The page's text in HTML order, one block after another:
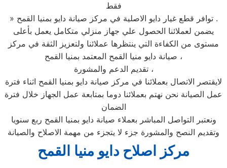
فقط
» توافر قطع غيار دايو الاصلية في مركز صيانة دايو بمنيا القمح .
يضمن لعملائنا الحصول علي جهاز منزلي متكامل يعمل بأعلى
مستوى من الكفاءة التي ينتظرها عملائنا ولتعزيز الثقة في مركز
صيانة دايو منيا القمح المعتمد بمنيا القمح ،
تقديم الدعم والمشورة ،
لايقتصر الاتصال بعملائنا في مركز صيانة دايو بمنيا القمح اثناء فترة
عمل الصيانة نحن نهتم بعملائنا دوما بمتابعة عمل الجهاز خلال فترة
الضمان
ونعتبر التواصل المباشر بعملاء صيانة دايو بمنيا القمح ربع سنويا
وتقديم النصح والمشورة جزء لا يتجزء من مهمة الاصلاح والصيانة
مركز اصلاح دايو منيا القمح